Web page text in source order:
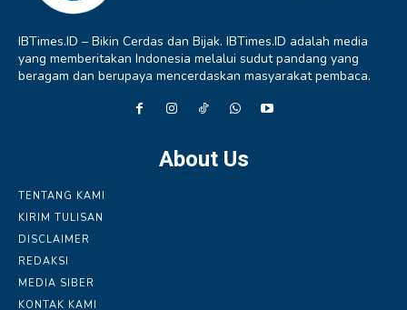
IBTimes.ID – Bikin Cerdas dan Bijak. IBTimes.ID adalah media
yang memberitakan Indonesia melalui sudut pandang yang
beragam dan berupaya mencerdaskan masyarakat pembaca.
About Us
TENTANG KAMI
KIRIM TULISAN
DISCLAIMER
REDAKSI
MEDIA SIBER
KONTAK KAMI